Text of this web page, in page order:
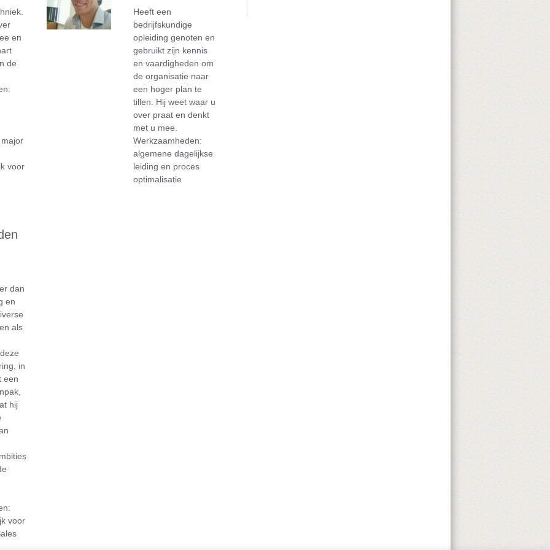
en
de
voor
Heeft een
bedrijfskundige
opleiding genoten en
gebruikt zijn kennis
en vaardigheden om
de organisatie naar
een hoger plan te
tillen. Hij weet waar u
over praat en denkt
met u mee.
Werkzaamheden:
algemene dagelijkse
leiding en proces
optimalisatie
dan
en
als
in
een
hij
voor